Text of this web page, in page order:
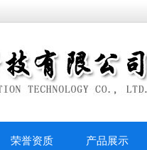
荣誉资质 产品展示